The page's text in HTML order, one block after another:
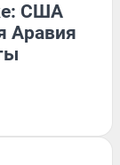
США
Аравия